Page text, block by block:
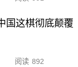
国这棋彻底颠覆
阅读 892